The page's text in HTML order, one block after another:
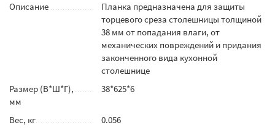
Описание
Планка предназначена для защиты
торцевого среза столешницы толщиной
38 мм от попадания влаги, от
механических повреждений и придания
законченного вида кухонной
столешнице
Размер (В*Ш*Г),
мм
38*625*6
Вес, кг
0.056